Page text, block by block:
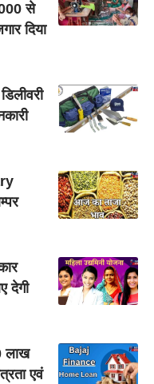
से
दिया
देगी
लाख
एवं